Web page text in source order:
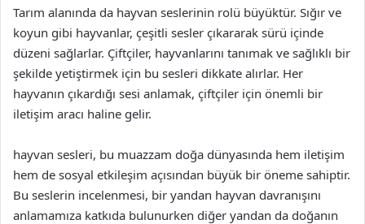
Tarım alanında da hayvan seslerinin rolü büyüktür. Sığır ve
koyun gibi hayvanlar, çeşitli sesler çıkararak sürü içinde
düzeni sağlarlar. Çiftçiler, hayvanlarını tanımak ve sağlıklı bir
şekilde yetiştirmek için bu sesleri dikkate alırlar. Her
hayvanın çıkardığı sesi anlamak, çiftçiler için önemli bir
iletişim aracı haline gelir.
hayvan sesleri, bu muazzam doğa dünyasında hem iletişim
hem de sosyal etkileşim açısından büyük bir öneme sahiptir.
Bu seslerin incelenmesi, bir yandan hayvan davranışını
anlamamıza katkıda bulunurken diğer yandan da doğanın